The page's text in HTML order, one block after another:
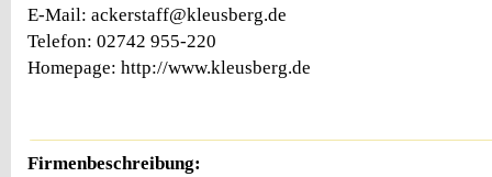
E-Mail: ackerstaff@kleusberg.de
Telefon: 02742 955-220
Homepage: http://www.kleusberg.de
Firmenbeschreibung: